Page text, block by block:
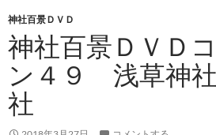
神社百景ＤＶＤ
神社百景ＤＶＤ
ン４９ 浅草神
社